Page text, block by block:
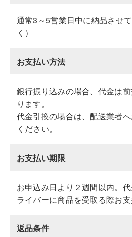
通常3～5営業日中に納品させ
く）
お支払い方法
銀行振り込みの場合、代金は
ります。
代金引換の場合は、配送業者
ください。
お支払い期限
お申込み日より２週間以内。
ライバーに商品を受取る際お支
返品条件